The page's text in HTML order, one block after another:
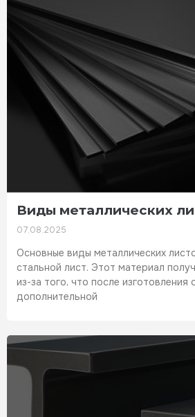
Виды металлических
07.08.2025
Основные виды металлических
стальной лист. Этот материал
из-за того, что после изготовления
дополнительной